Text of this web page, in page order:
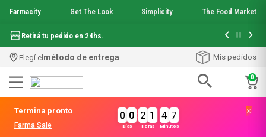
Farmacity Get The Look Simplicity The Food Market
Retirá tu pedido en 24hs. Hasta 6
Elegí elmétodo de entrega Mis pedidos
0
Termina pronto
Farma Sale
0 0
Días
: 2 1
Horas
: 4 7
Minutos
aquafusion
.garnier toque seco crema facial